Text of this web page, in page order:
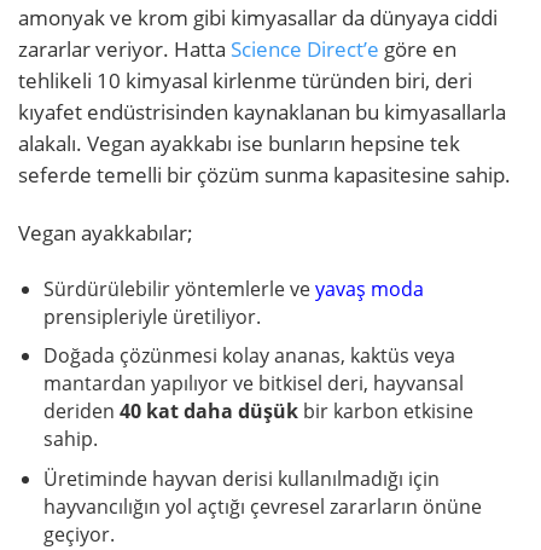
amonyak ve krom gibi kimyasallar da dünyaya ciddi
zararlar veriyor. Hatta Science Direct’e göre en
tehlikeli 10 kimyasal kirlenme türünden biri, deri
kıyafet endüstrisinden kaynaklanan bu kimyasallarla
alakalı. Vegan ayakkabı ise bunların hepsine tek
seferde temelli bir çözüm sunma kapasitesine sahip.
Vegan ayakkabılar;
Sürdürülebilir yöntemlerle veyavaş moda
prensipleriyle üretiliyor.
Doğada çözünmesi kolay ananas, kaktüs veya
mantardan yapılıyor ve bitkisel deri, hayvansal
deriden 40 kat daha düşük bir karbon etkisine
sahip.
Üretiminde hayvan derisi kullanılmadığı için
hayvancılığın yol açtığı çevresel zararların önüne
geçiyor.